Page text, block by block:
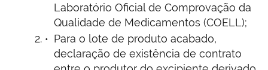
Laboratório Oficial de Comprovação da
Qualidade de Medicamentos (COELL);
Para o lote de produto acabado,
declaração de existência de contrato